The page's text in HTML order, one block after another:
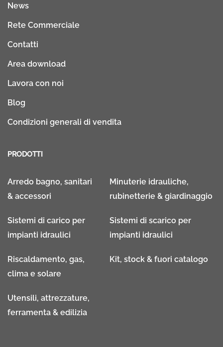
News
Rete Commerciale
Contatti
Area download
Lavora con noi
Blog
Condizioni generali di vendita
PRODOTTI
Arredo bagno, sanitari
& accessori
Minuterie idrauliche,
rubinetterie & giardinaggio
Sistemi di carico per
impianti idraulici
Sistemi di scarico per
impianti idraulici
Riscaldamento, gas,
clima e solare
Kit, stock & fuori catalogo
Utensili, attrezzature,
ferramenta & edilizia